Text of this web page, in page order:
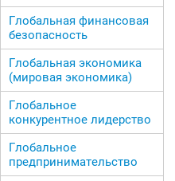
Глобальная финансовая
безопасность
Глобальная экономика
(мировая экономика)
Глобальное
конкурентное лидерство
Глобальное
предпринимательство